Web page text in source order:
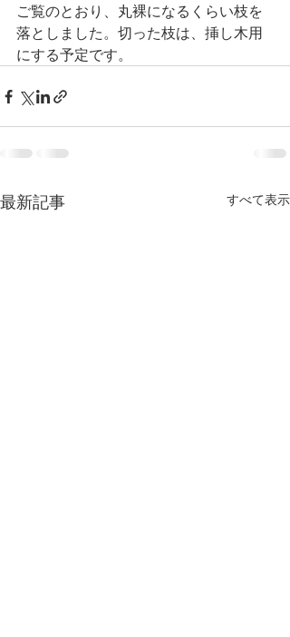
ご覧のとおり、丸裸になるくらい枝を
落としました。切った枝は、挿し木用
にする予定です。
最新記事 すべて表示